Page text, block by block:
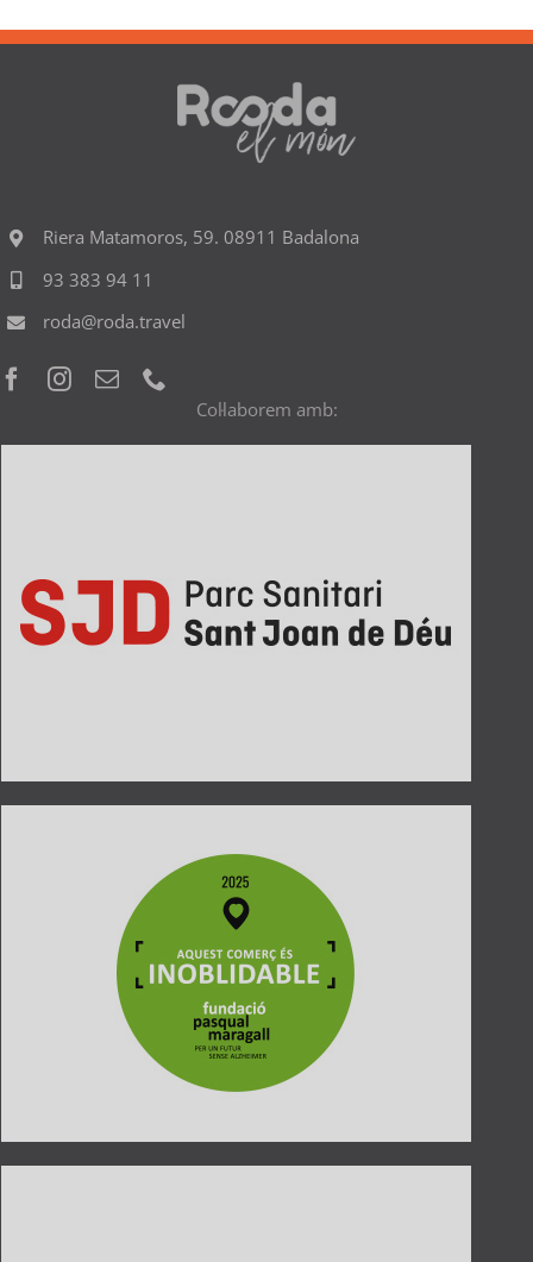
Riera Matamoros, 59. 08911 Badalona
93 383 94 11
roda@roda.travel
Col·laborem amb: